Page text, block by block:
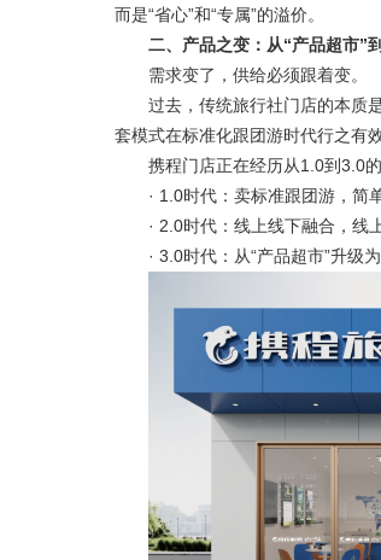
而是“省心”和“专属”的溢价。
二、产品之变：从“产品超市”到
需求变了，供给必须跟着变。
过去，传统旅行社门店的本质是
套模式在标准化跟团游时代行之有
携程门店正在经历从1.0到3.0的
· 1.0时代：卖标准跟团游，简
· 2.0时代：线上线下融合，线
· 3.0时代：从“产品超市”升级为